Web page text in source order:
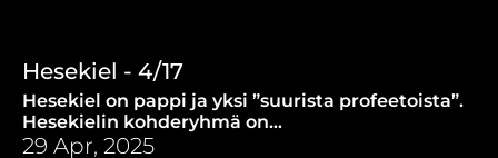
Hesekiel - 4/17
Hesekiel on pappi ja yksi ”suurista profeetoista”.
Hesekielin kohderyhmä on
pakkosiirtolaisuudessa elävät israelilaiset.
29 Apr, 2025